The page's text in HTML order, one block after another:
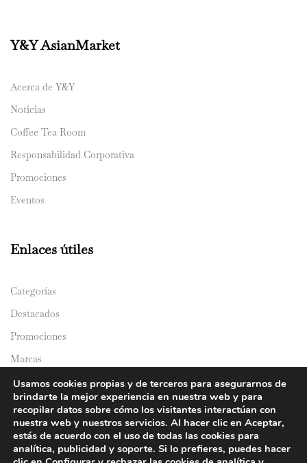
Y&Y AsianMarket
Acerca de Y&Y
Noticias
Coffee Tea Room
Responsabilidad Corporativa
Promociones
Eventos
Enlaces útiles
Categorías
Destacados
Promociones
Marcas
Catálogos
Domicilios
Usamos cookies propias y de terceros para asegurarnos de
brindarte la mejor experiencia en nuestra web y para
recopilar datos sobre cómo los visitantes interactúan con
nuestra web y nuestros servicios. Al hacer clic en Aceptar,
estás de acuerdo con el uso de todas las cookies para
analítica, publicidad y soporte. Si lo prefieres, puedes hacer